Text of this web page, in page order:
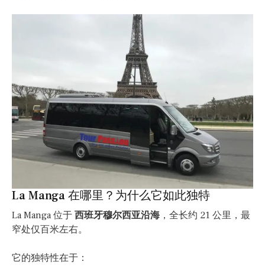
La Manga 在哪里？为什么它如此独特
La Manga 位于 西班牙穆尔西亚沿海 ，全长约 21 公里，最
窄处仅百米左右。
它的独特性在于：